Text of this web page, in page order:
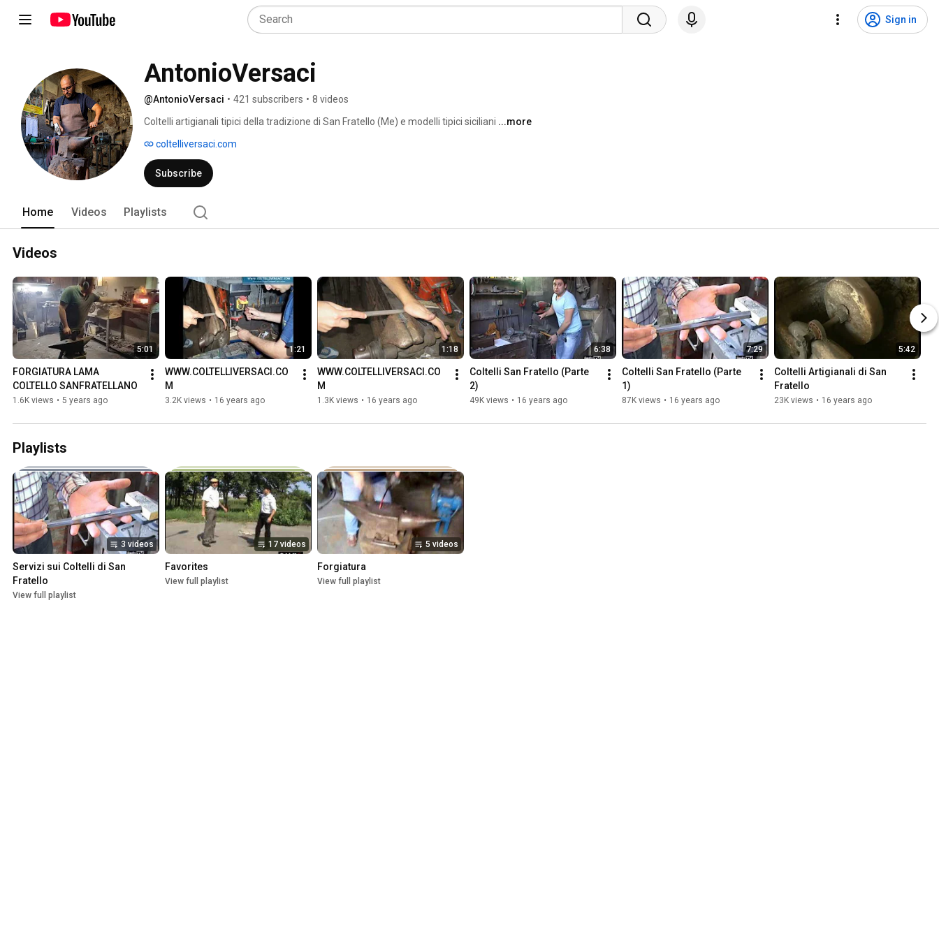
Sign in
AntonioVersaci
@AntonioVersaci • 421 subscribers • 8 videos
Coltelli artigianali tipici della tradizione di San Fratello (Me) e modelli tipici siciliani ...more
coltelliversaci.com
Subscribe
Home Videos Playlists
Videos
5:01
FORGIATURA LAMA
COLTELLO SANFRATELLANO
1.6K views • 5 years ago
1:21
WWW.COLTELLIVERSACI.CO
M
3.2K views • 16 years ago
1:18
WWW.COLTELLIVERSACI.CO
M
1.3K views • 16 years ago
6:38
Coltelli San Fratello (Parte
2)
49K views • 16 years ago
7:29
Coltelli San Fratello (Parte
1)
87K views • 16 years ago
5:42
Coltelli Artigianali di San
Fratello
23K views • 16 years ago
Playlists
3 videos
Servizi sui Coltelli di San
Fratello
View full playlist
17 videos
Favorites
View full playlist
5 videos
Forgiatura
View full playlist